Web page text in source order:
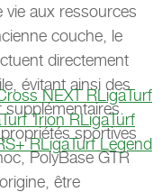
NEXT RLigaTurf
Trion RLigaTurf
RLigaTurf Legend
vie aux ressources
couche, le
directement
évitant ainsi des
supplémentaires.
sportives
PolyBase GTR
être